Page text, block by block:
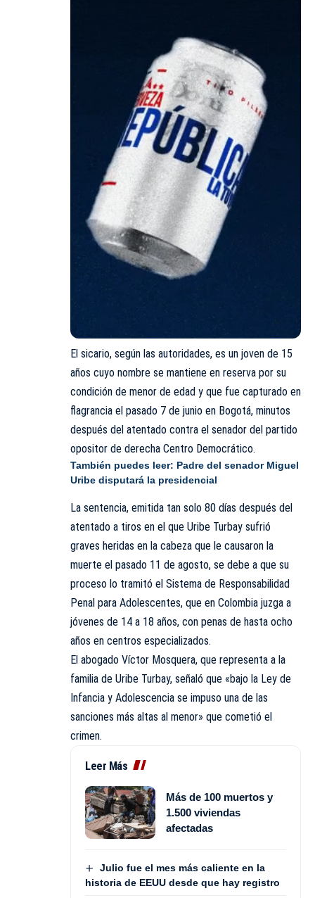
El sicario, según las autoridades, es un joven de 15
años cuyo nombre se mantiene en reserva por su
condición de menor de edad y que fue capturado en
flagrancia el pasado 7 de junio en Bogotá, minutos
después del atentado contra el senador del partido
opositor de derecha Centro Democrático.
También puedes leer: Padre del senador Miguel
Uribe disputará la presidencial
La sentencia, emitida tan solo 80 días después del
atentado a tiros en el que Uribe Turbay sufrió
graves heridas en la cabeza que le causaron la
muerte el pasado 11 de agosto, se debe a que su
proceso lo tramitó el Sistema de Responsabilidad
Penal para Adolescentes, que en Colombia juzga a
jóvenes de 14 a 18 años, con penas de hasta ocho
años en centros especializados.
El abogado Víctor Mosquera, que representa a la
familia de Uribe Turbay, señaló que «bajo la Ley de
Infancia y Adolescencia se impuso una de las
sanciones más altas al menor» que cometió el
crimen.
Leer Más
Más de 100 muertos y
1.500 viviendas
afectadas
Julio fue el mes más caliente en la
historia de EEUU desde que hay registro